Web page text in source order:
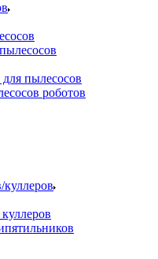
пылесосов
роботов
куллеров